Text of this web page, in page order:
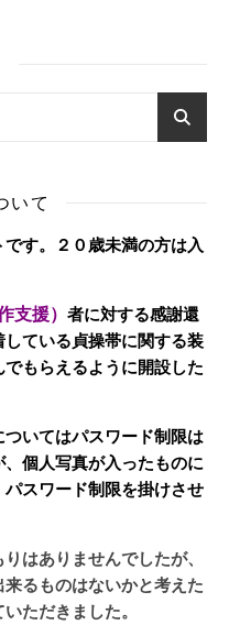
いて
す。２０歳未満の方は入
援） 者に対する感謝還
ている貞操帯に関する装
もらえるように開設した
いてはパスワード制限は
個人写真が入ったものに
スワード制限を掛けさせ
はありませんでしたが、
るものはないかと考えた
ただきました。